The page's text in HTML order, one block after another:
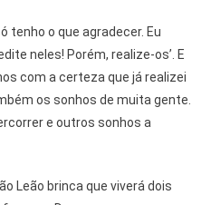
tenho o que agradecer. Eu
neles! Porém, realize-os’. E
com a certeza que já realizei
os sonhos de muita gente.
e outros sonhos a
Leão brinca que viverá dois